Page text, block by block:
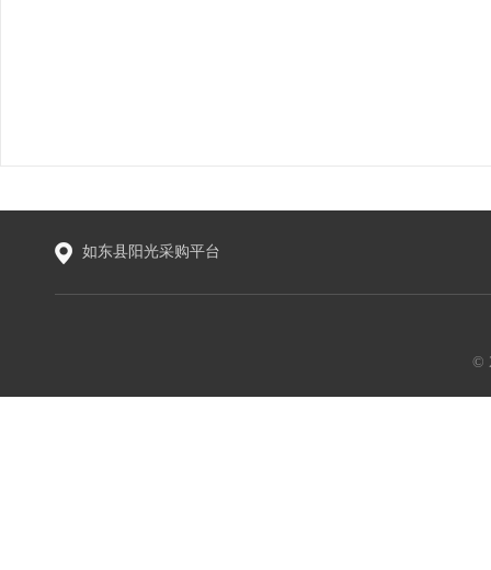
如东县阳光采购平台
©